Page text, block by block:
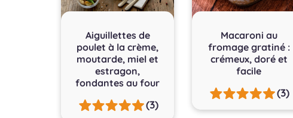
Aiguillettes de
poulet à la crème,
moutarde, miel et
estragon,
fondantes au four
(3)
Macaroni au
fromage gratiné :
crémeux, doré et
facile
(3)